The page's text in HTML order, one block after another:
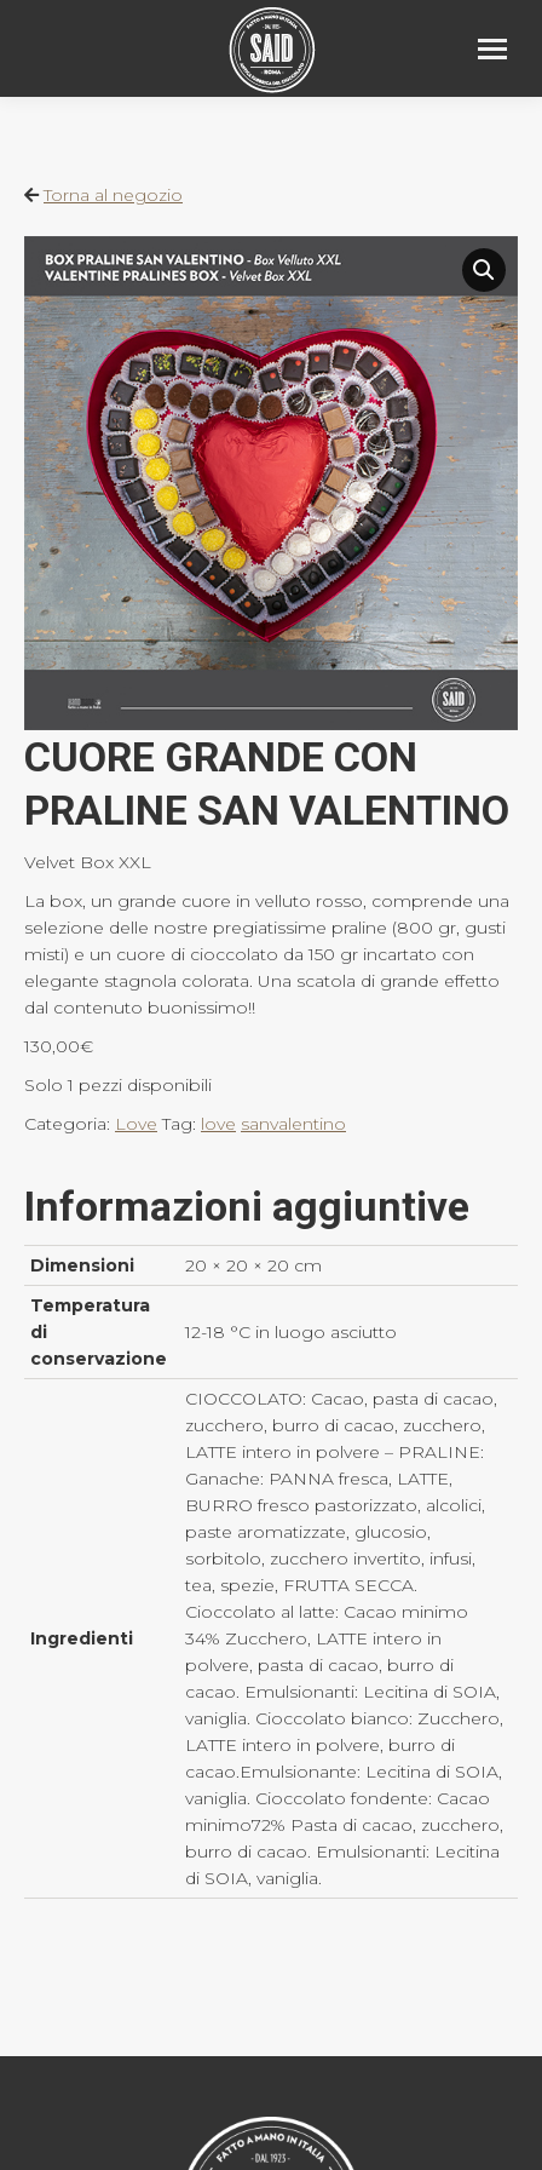
Torna al negozio
CUORE GRANDE CON
PRALINE SAN VALENTINO
Velvet Box XXL
La box, un grande cuore in velluto rosso, comprende una
selezione delle nostre pregiatissime praline (800 gr, gusti
misti) e un cuore di cioccolato da 150 gr incartato con
elegante stagnola colorata. Una scatola di grande effetto
dal contenuto buonissimo!!
130,00€
Solo 1 pezzi disponibili
Categoria: Love Tag: love sanvalentino
Informazioni aggiuntive
Dimensioni
20 × 20 × 20 cm
Temperatura
di
conservazione
12-18 °C in luogo asciutto
Ingredienti
CIOCCOLATO: Cacao, pasta di cacao,
zucchero, burro di cacao, zucchero,
LATTE intero in polvere – PRALINE:
Ganache: PANNA fresca, LATTE,
BURRO fresco pastorizzato, alcolici,
paste aromatizzate, glucosio,
sorbitolo, zucchero invertito, infusi,
tea, spezie, FRUTTA SECCA.
Cioccolato al latte: Cacao minimo
34% Zucchero, LATTE intero in
polvere, pasta di cacao, burro di
cacao. Emulsionanti: Lecitina di SOIA,
vaniglia. Cioccolato bianco: Zucchero,
LATTE intero in polvere, burro di
cacao.Emulsionante: Lecitina di SOIA,
vaniglia. Cioccolato fondente: Cacao
minimo72% Pasta di cacao, zucchero,
burro di cacao. Emulsionanti: Lecitina
di SOIA, vaniglia.